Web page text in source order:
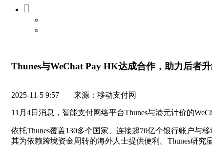

Thunes与WeChat Pay HK达成合作，助力后者
2025-11-5 9:57 来源：移动支付网
11月4日消息，智能支付网络平台Thunes与港元计价的
依托Thunes覆盖130多个国家、连接超70亿个银行账户与
其为依赖跨境资金周转的海外人士提供便利。Thunes研